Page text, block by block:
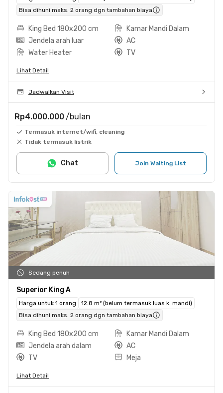
Bisa dihuni maks. 2 orang dgn tambahan biaya
King Bed 180x200 cm
Kamar Mandi Dalam
Jendela arah luar
AC
Water Heater
TV
Lihat Detail
Jadwalkan Visit
Rp4.000.000 /bulan
Termasuk internet/wifi, cleaning
Tidak termasuk listrik
Join Waiting List
Chat
Sedang penuh
Superior King A
Harga untuk 1 orang
12.8 m² (belum termasuk luas k. mandi)
Bisa dihuni maks. 2 orang dgn tambahan biaya
King Bed 180x200 cm
Kamar Mandi Dalam
Jendela arah dalam
AC
TV
Meja
Lihat Detail